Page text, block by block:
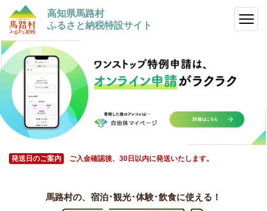
高知県馬路村
ふるさと納税特設サイト
発送日のご案内 ご入金確認後、30日以内に発送いたします。
馬路村の、宿泊･観光･体験･飲食に使える！